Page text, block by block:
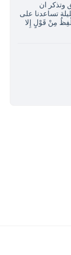
وتذكر ان
تساعدنا على
مِنْ قَوْلٍ إِلا